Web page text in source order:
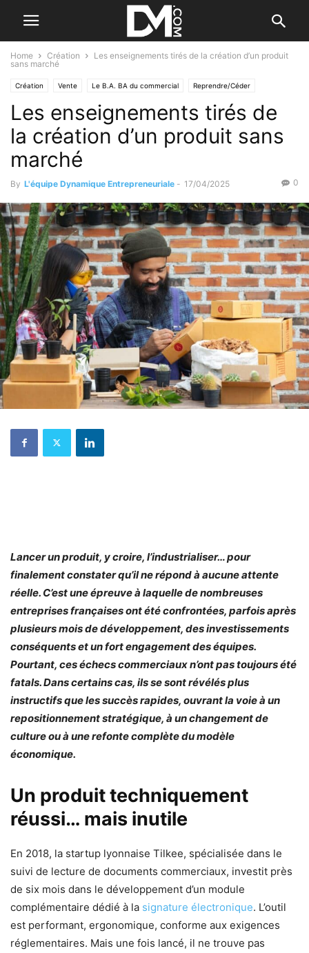
Home Création
Les enseignements tirés de la création d’un produit
sans marché
Création Vente Le B.A. BA du commercial Reprendre/Céder
Se former à la création
Les enseignements tirés de
la création d’un produit sans
marché
By L'équipe Dynamique Entrepreneuriale - 17/04/2025 0
Lancer un produit, y croire, l’industrialiser… pour
finalement constater qu’il ne répond à aucune attente
réelle. C’est une épreuve à laquelle de nombreuses
entreprises françaises ont été confrontées, parfois après
plusieurs mois de développement, des investissements
conséquents et un fort engagement des équipes.
Pourtant, ces échecs commerciaux n’ont pas toujours été
fatals. Dans certains cas, ils se sont révélés plus
instructifs que les succès rapides, ouvrant la voie à un
repositionnement stratégique, à un changement de
culture ou à une refonte complète du modèle
économique.
Un produit techniquement
réussi… mais inutile
En 2018, la startup lyonnaise Tilkee, spécialisée dans le
suivi de lecture de documents commerciaux, investit près
de six mois dans le développement d’un module
complémentaire dédié à la signature électronique. L’outil
est performant, ergonomique, conforme aux exigences
réglementaires. Mais une fois lancé, il ne trouve pas